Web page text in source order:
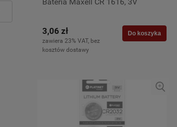
3,06 zł
zawiera 23% VAT, bez
kosztów dostawy
Do koszyka